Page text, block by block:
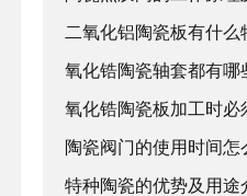
二氧化铝陶瓷板有什么
氧化锆陶瓷轴套都有哪
氧化锆陶瓷板加工时必
陶瓷阀门的使用时间怎
特种陶瓷的优势及用途